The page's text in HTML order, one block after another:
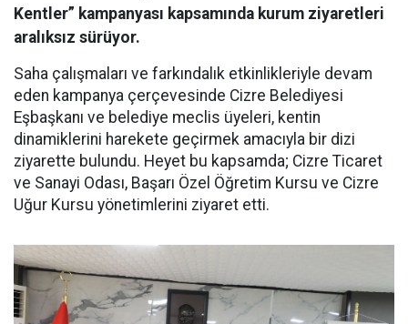
Kentler” kampanyası kapsamında kurum ziyaretleri
aralıksız sürüyor.
Saha çalışmaları ve farkındalık etkinlikleriyle devam
eden kampanya çerçevesinde Cizre Belediyesi
Eşbaşkanı ve belediye meclis üyeleri, kentin
dinamiklerini harekete geçirmek amacıyla bir dizi
ziyarette bulundu. Heyet bu kapsamda; Cizre Ticaret
ve Sanayi Odası, Başarı Özel Öğretim Kursu ve Cizre
Uğur Kursu yönetimlerini ziyaret etti.